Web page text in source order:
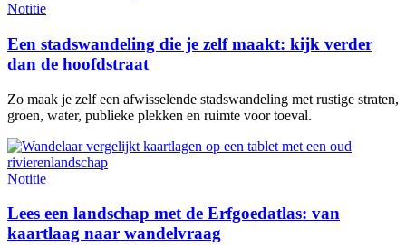
Notitie
Een stadswandeling die je zelf maakt: kijk verder
dan de hoofdstraat
Zo maak je zelf een afwisselende stadswandeling met rustige straten,
groen, water, publieke plekken en ruimte voor toeval.
Notitie
Lees een landschap met de Erfgoedatlas: van
kaartlaag naar wandelvraag